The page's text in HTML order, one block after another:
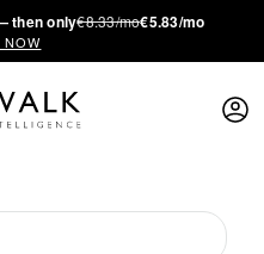
then only€8.33/mo€5.83/mo
NOW